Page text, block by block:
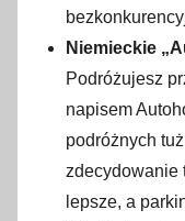
Niemieckie
Podróżujesz
napisem
podróżnych
zdecydowanie
lepsze, a